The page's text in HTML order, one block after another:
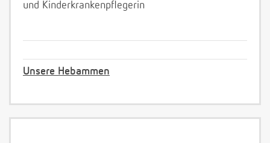
und Kinderkrankenpflegerin
Unsere Hebammen